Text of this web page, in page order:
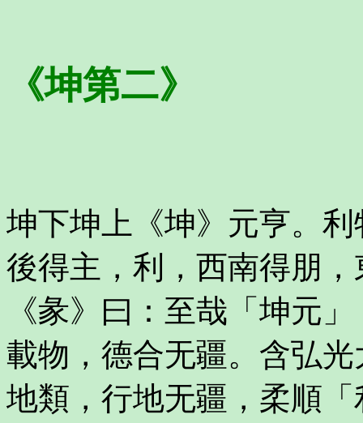
《坤第二》
坤下坤上《坤》元亨。
後得主，利，西南得朋
《彖》曰：至哉「坤元
載物，德合无疆。含弘
地類，行地无疆，柔順